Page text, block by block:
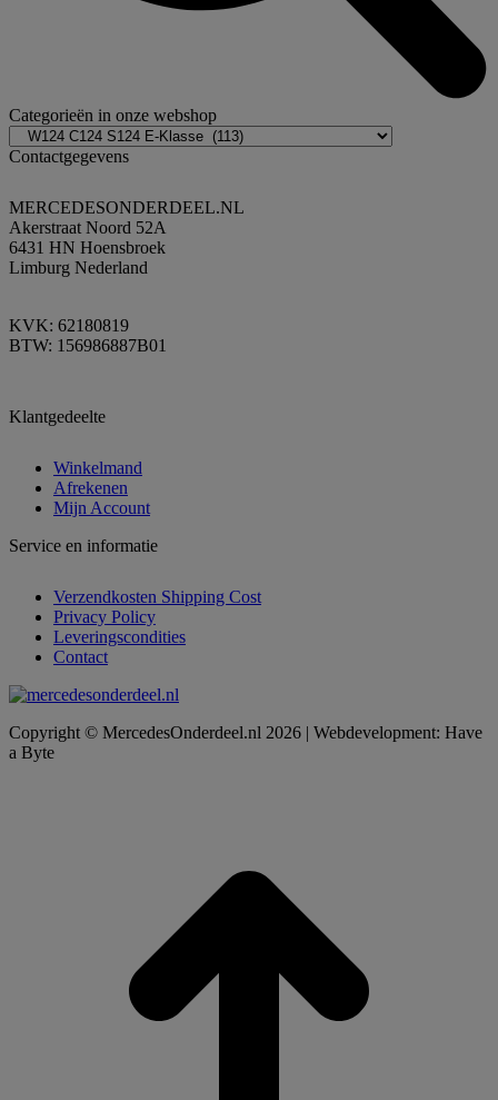
Categorieën in onze webshop
Contactgegevens
MERCEDESONDERDEEL.NL
Akerstraat Noord 52A
6431 HN Hoensbroek
Limburg Nederland
KVK: 62180819
BTW: 156986887B01
Klantgedeelte
Winkelmand
Afrekenen
Mijn Account
Service en informatie
Verzendkosten Shipping Cost
Privacy Policy
Leveringscondities
Contact
Copyright © MercedesOnderdeel.nl 2026 | Webdevelopment: Have
a Byte